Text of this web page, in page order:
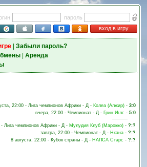
пароль
вход в игру
| Забыли пароль?
| Аренда
22:00 - Лига чемпионов Африки - Д - Колеа (Алжир) - 3:0
вчера, 22:00 - Чемпионат - Д - Грин Иглс - 5:0
- Лига чемпионов Африки - Д - Мулудия Клуб (Марокко) - ?:?
завтра, 22:00 - Чемпионат - Д - Нкана - ?:?
8 августа, 22:00 - Кубок страны - Д - НАПСА Cтарс - ?:?